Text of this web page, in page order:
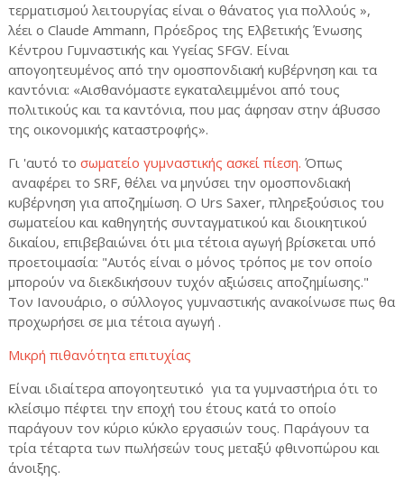
τερματισμού λειτουργίας είναι ο θάνατος για πολλούς »,
λέει ο Claude Ammann, Πρόεδρος της Ελβετικής Ένωσης
Κέντρου Γυμναστικής και Υγείας SFGV. Είναι
απογοητευμένος από την ομοσπονδιακή κυβέρνηση και τα
καντόνια: «Αισθανόμαστε εγκαταλειμμένοι από τους
πολιτικούς και τα καντόνια, που μας άφησαν στην άβυσσο
της οικονομικής καταστροφής».
Γι 'αυτό το σωματείο γυμναστικής ασκεί πίεση. Όπως
αναφέρει το SRF, θέλει να μηνύσει την ομοσπονδιακή
κυβέρνηση για αποζημίωση. Ο Urs Saxer, πληρεξούσιος του
σωματείου και καθηγητής συνταγματικού και διοικητικού
δικαίου, επιβεβαιώνει ότι μια τέτοια αγωγή βρίσκεται υπό
προετοιμασία: "Αυτός είναι ο μόνος τρόπος με τον οποίο
μπορούν να διεκδικήσουν τυχόν αξιώσεις αποζημίωσης."
Τον Ιανουάριο, ο σύλλογος γυμναστικής ανακοίνωσε πως θα
προχωρήσει σε μια τέτοια αγωγή .
Μικρή πιθανότητα επιτυχίας
Είναι ιδιαίτερα απογοητευτικό για τα γυμναστήρια ότι το
κλείσιμο πέφτει την εποχή του έτους κατά το οποίο
παράγουν τον κύριο κύκλο εργασιών τους. Παράγουν τα
τρία τέταρτα των πωλήσεών τους μεταξύ φθινοπώρου και
άνοιξης.